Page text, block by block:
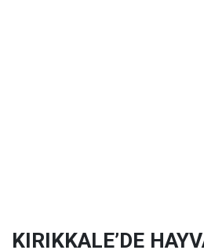
KIRIKKALE’DE